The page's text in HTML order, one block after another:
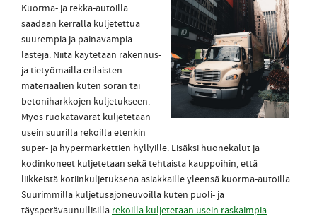
Kuorma- ja rekka-autoilla
saadaan kerralla kuljetettua
suurempia ja painavampia
lasteja. Niitä käytetään rakennus-
ja tietyömailla erilaisten
materiaalien kuten soran tai
betoniharkkojen kuljetukseen.
Myös ruokatavarat kuljetetaan
usein suurilla rekoilla etenkin
super- ja hypermarkettien hyllyille. Lisäksi huonekalut ja
kodinkoneet kuljetetaan sekä tehtaista kauppoihin, että
liikkeistä kotiinkuljetuksena asiakkaille yleensä kuorma-autoilla.
Suurimmilla kuljetusajoneuvoilla kuten puoli- ja
täysperävaunullisilla rekoilla kuljetetaan usein raskaimpia